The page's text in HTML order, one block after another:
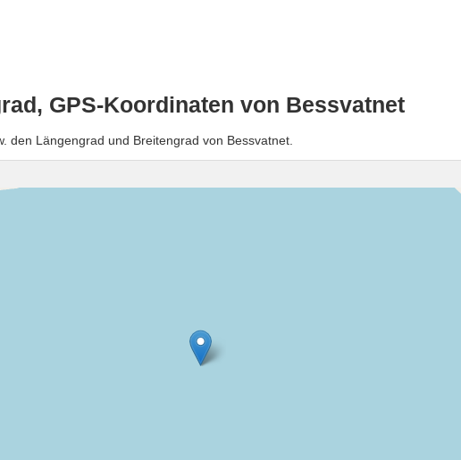
GPS-Koordinaten von Bessvatnet
den Längengrad und Breitengrad von Bessvatnet.